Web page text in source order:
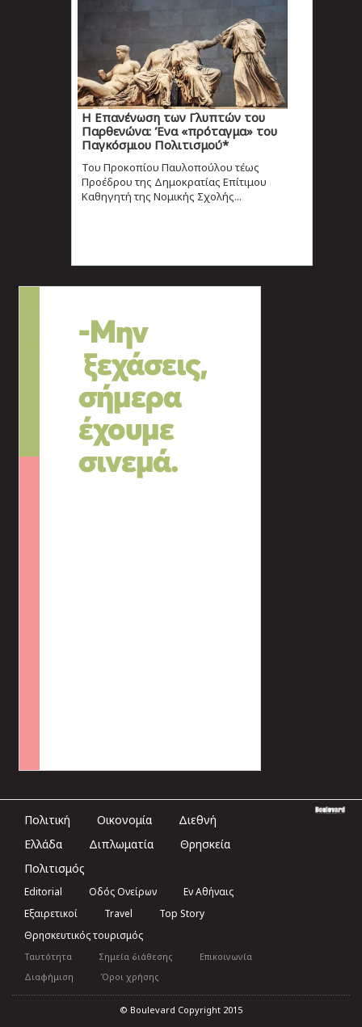
Η Επανένωση των Γλυπτών του
Παρθενώνα: Ένα «πρόταγμα» του
Παγκόσμιου Πολιτισμού*
Του Προκοπίου Παυλοπούλου τέως
Προέδρου της Δημοκρατίας Επίτιμου
Καθηγητή της Νομικής Σχολής...
Πολιτική Οικονομία
Διεθνή
Ελλάδα
Διπλωματία
Θρησκεία
Πολιτισμός
Editorial Οδός Ονείρων
Εν Αθήναις
Εξαιρετικοί
Travel
Top Story
Θρησκευτικός τουρισμός
Ταυτότητα Σημεία διάθεσης
Επικοινωνία
Διαφήμιση
Όροι χρήσης
© Boulevard Copyright 2015